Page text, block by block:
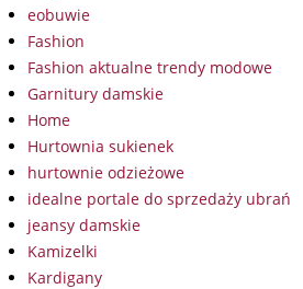
eobuwie
Fashion
Fashion aktualne trendy modowe
Garnitury damskie
Home
Hurtownia sukienek
hurtownie odzieżowe
idealne portale do sprzedaży ubrań
jeansy damskie
Kamizelki
Kardigany